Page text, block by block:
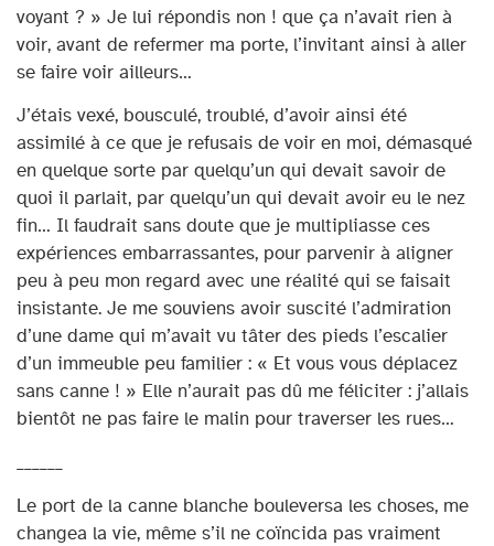
voyant ? » Je lui répondis non ! que ça n’avait rien à
voir, avant de refermer ma porte, l’invitant ainsi à aller
se faire voir ailleurs…
J’étais vexé, bousculé, troublé, d’avoir ainsi été
assimilé à ce que je refusais de voir en moi, démasqué
en quelque sorte par quelqu’un qui devait savoir de
quoi il parlait, par quelqu’un qui devait avoir eu le nez
fin… Il faudrait sans doute que je multipliasse ces
expériences embarrassantes, pour parvenir à aligner
peu à peu mon regard avec une réalité qui se faisait
insistante. Je me souviens avoir suscité l’admiration
d’une dame qui m’avait vu tâter des pieds l’escalier
d’un immeuble peu familier : « Et vous vous déplacez
sans canne ! » Elle n’aurait pas dû me féliciter : j’allais
bientôt ne pas faire le malin pour traverser les rues…
Le port de la canne blanche bouleversa les choses, me
changea la vie, même s’il ne coïncida pas vraiment